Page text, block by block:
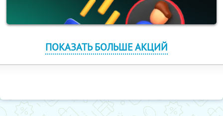
ПОКАЗАТЬ БОЛЬШЕ АКЦИЙ